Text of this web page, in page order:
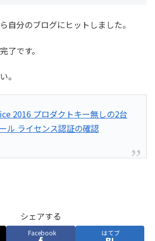
自分のブログにヒットしました。
了です。
。
2016 プロダクトキー無しの2台
ル ライセンス認証の確認
シェアする
Facebook はてブ